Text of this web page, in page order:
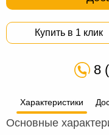
Купить в 1 клик
8
Характеристики
Основные